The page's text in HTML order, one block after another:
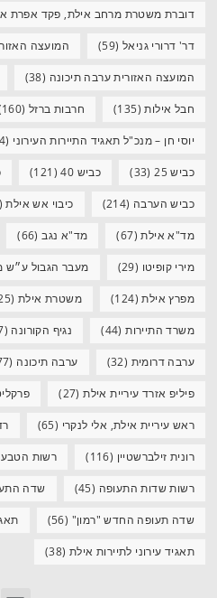
דוברת משטרת מרחב אילת, פקד אפרת
דר' דרורי גניאל (59) המועצה
המועצה האזורית ערבה תיכונה (38)
חבל אילות(135) חרבות ברזל (160)
יוסי חן – מנכ"ל תאגיד התיירות העירוני (34)
כביש 25 (33) כביש 40 (121)
כביש הערבה (214) כיבוי אש אילת(140)
מד"א אילת(67) מד"א נגב(66)
מירי קופיטו (29) מעבר הגבול ע״ש
מפרץ אילת(124) משטרת אילת (425)
משרד התיירות(44) נגיף הקורונה (77)
ערבה דרומית (32) ערבה תיכונה (177)
פיליפ אזרד עיריית אילת(27)
ראש עיריית אילת, אלי לנקרי (65)
רונית זילברשטיין (116) רשות הטבע
רשות שדות התעופה (45) שדה
שדה תעופה החדש "רמון" (56)
תאגיד עירוני לתיירות אילת (38)